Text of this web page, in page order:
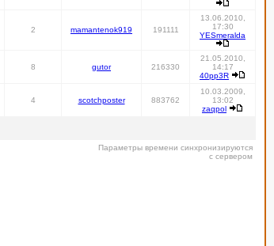
2 mamantenok919 191111
13.06.2010,
17:30
YESmeralda
8 gutor 216330
21.05.2010,
14:17
40pp3R
4 scotchposter 883762
10.03.2009,
13:02
zaqpol
Параметры времени синхронизируются
с сервером